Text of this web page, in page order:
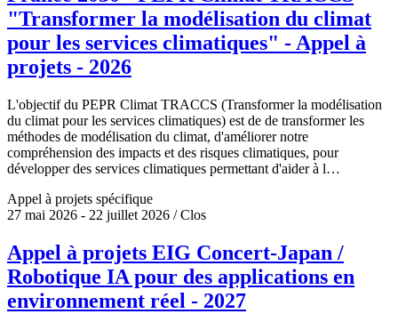
"Transformer la modélisation du climat
pour les services climatiques" - Appel à
projets - 2026
L'objectif du PEPR Climat TRACCS (Transformer la modélisation
du climat pour les services climatiques) est de de transformer les
méthodes de modélisation du climat, d'améliorer notre
compréhension des impacts et des risques climatiques, pour
développer des services climatiques permettant d'aider à l…
Appel à projets spécifique
27 mai 2026 - 22 juillet 2026 / Clos
Appel à projets EIG Concert-Japan /
Robotique IA pour des applications en
environnement réel - 2027